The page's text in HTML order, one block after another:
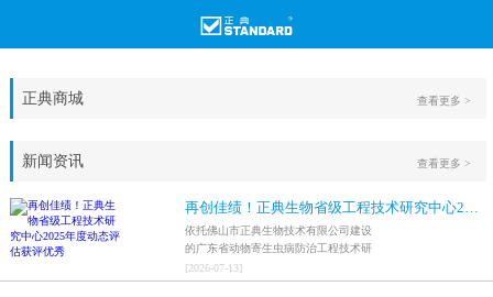
正典商城 查看更多 >
新闻资讯
再创佳绩！正典生物省级工程技术研究中心2025年度动态评估获评优秀
依托佛山市正典生物技术有限公司建设
的广东省动物寄生虫病防治工程技术研
究中心，在全省参评科研平台中综合表
现突出，成功获评最高评价等级“优
[2026-07-13]
查看更多 >